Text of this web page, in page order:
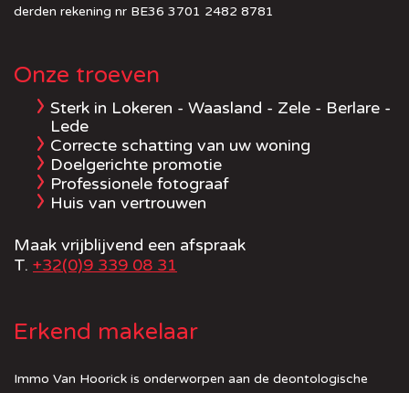
derden rekening nr BE36 3701 2482 8781
Onze troeven
Sterk in Lokeren - Waasland - Zele - Berlare -
Lede
Correcte schatting van uw woning
Doelgerichte promotie
Professionele fotograaf
Huis van vertrouwen
Maak vrijblijvend een afspraak
T. +32(0)9 339 08 31
Erkend makelaar
Immo Van Hoorick is onderworpen aan de deontologische